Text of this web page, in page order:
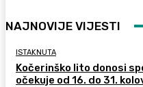
NAJNOVIJE VIJESTI
ISTAKNUTA
Kočerinško lito donosi
očekuje od 16. do 31.